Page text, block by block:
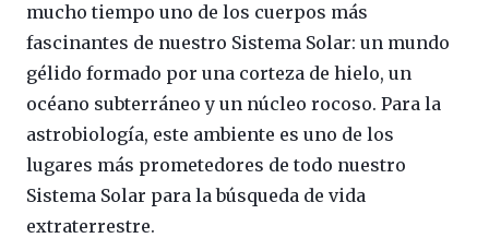
mucho tiempo uno de los cuerpos más
fascinantes de nuestro Sistema Solar: un mundo
gélido formado por una corteza de hielo, un
océano subterráneo y un núcleo rocoso. Para la
astrobiología, este ambiente es uno de los
lugares más prometedores de todo nuestro
Sistema Solar para la búsqueda de vida
extraterrestre.